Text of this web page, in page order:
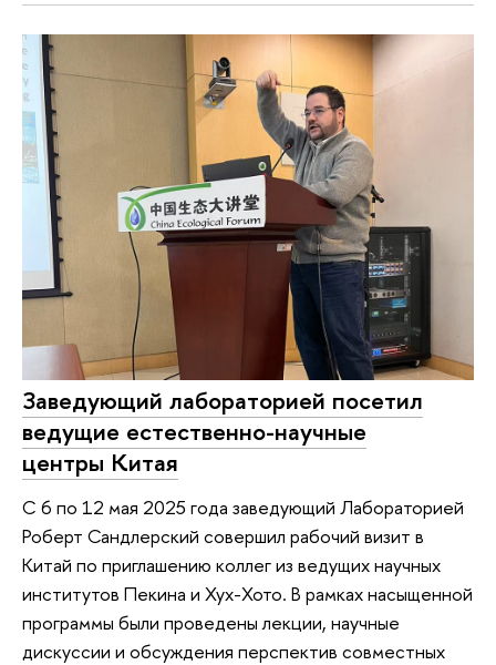
Заведующий лабораторией посетил
ведущие естественно-научные
центры Китая
С 6 по 12 мая 2025 года заведующий Лабораторией
Роберт Сандлерский совершил рабочий визит в
Китай по приглашению коллег из ведущих научных
институтов Пекина и Хух-Хото. В рамках насыщенной
программы были проведены лекции, научные
дискуссии и обсуждения перспектив совместных